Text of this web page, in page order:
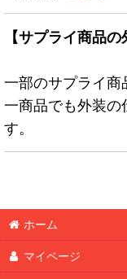
【サプライ商品の
一部のサプライ商
一商品でも外装の
す。
ホーム
マイページ